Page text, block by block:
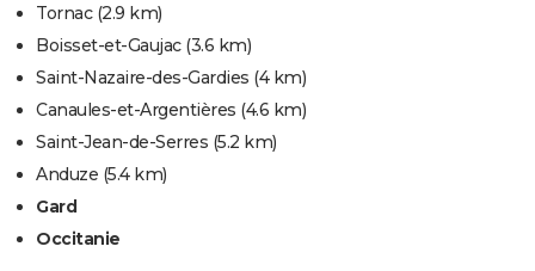
Tornac(2.9 km)
Boisset-et-Gaujac(3.6 km)
Saint-Nazaire-des-Gardies (4 km)
Canaules-et-Argentières (4.6 km)
Saint-Jean-de-Serres (5.2 km)
Anduze (5.4 km)
Gard
Occitanie